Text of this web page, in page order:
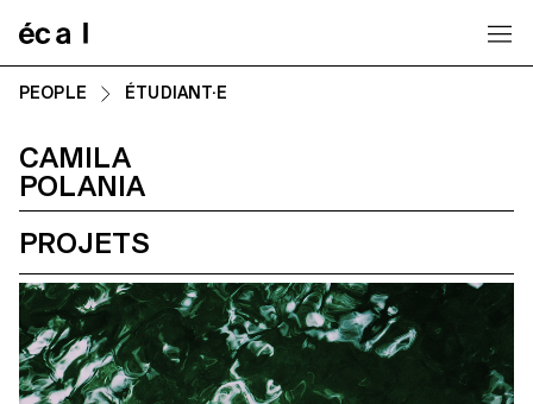
PEOPLE ÉTUDIANT·E
CAMILA
POLANIA
PROJETS